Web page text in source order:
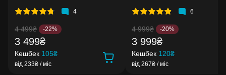
4
4 499₴ -22%
3 499₴
Кешбек 105₴
від 233₴ / міс
6
4 999₴ -20%
3 999₴
Кешбек 120₴
від 267₴ / міс